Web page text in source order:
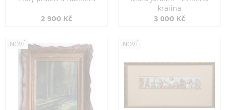
2 900 Kč
krajina
3 000 Kč
NOVÉ NOVÉ